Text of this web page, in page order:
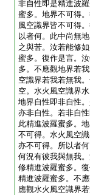
非自性即是精進波
蜜多。地界不可得
風空識界皆不可得
以者何。此中尚無
之與苦。汝若能修
蜜多。復作是言。
多。不應觀地界若
空識界若我若無我
空。水火風空識界
地界自性即非自性
亦非自性。若非自
此精進波羅蜜多。
不可得。水火風空
亦不可得。所以者
何況有彼我與無我
修精進波羅蜜多。
精進波羅蜜多。不
應觀水火風空識界